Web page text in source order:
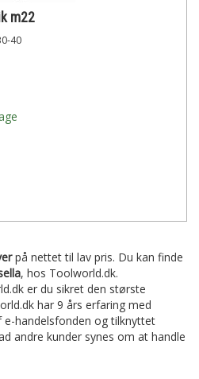
m22
40
på nettet til lav pris. Du kan finde
, hos Toolworld.dk.
er du sikret den største
har 9 års erfaring med
handelsfonden og tilknyttet
andre kunder synes om at handle